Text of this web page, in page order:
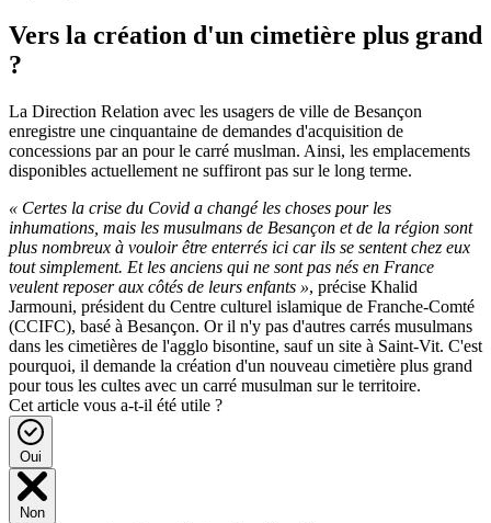
Vers la création d'un cimetière plus grand
?
La Direction Relation avec les usagers de ville de Besançon
enregistre une cinquantaine de demandes d'acquisition de
concessions par an pour le carré muslman. Ainsi, les emplacements
disponibles actuellement ne suffiront pas sur le long terme.
« Certes la crise du Covid a changé les choses pour les
inhumations, mais les musulmans de Besançon et de la région sont
plus nombreux à vouloir être enterrés ici car ils se sentent chez eux
tout simplement. Et les anciens qui ne sont pas nés en France
veulent reposer aux côtés de leurs enfants », précise Khalid
Jarmouni, président du Centre culturel islamique de Franche-Comté
(CCIFC), basé à Besançon. Or il n'y pas d'autres carrés musulmans
dans les cimetières de l'agglo bisontine, sauf un site à Saint-Vit. C'est
pourquoi, il demande la création d'un nouveau cimetière plus grand
pour tous les cultes avec un carré musulman sur le territoire.
Cet article vous a-t-il été utile ?
Oui
Non